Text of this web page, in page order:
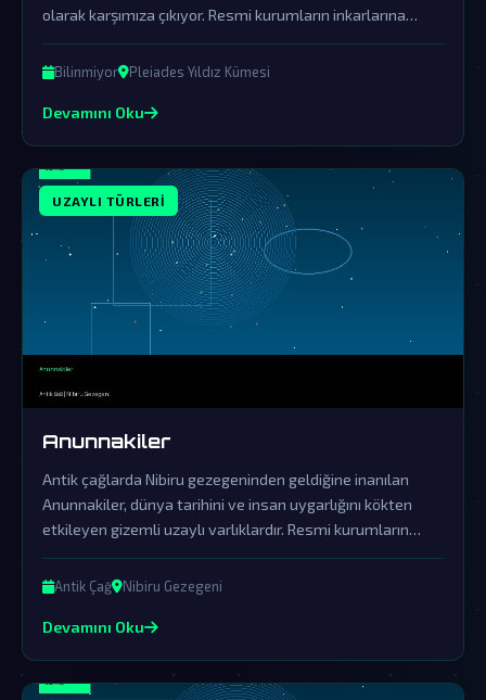
olarak karşımıza çıkıyor. Resmi kurumların inkarlarına
rağmen, bu varlıkların dünya üzerindeki etkileri ve
saklanan gerçekler gün yüzüne çıkmayı bekliyor.
Bilinmiyor Pleiades Yıldız Kümesi
Devamını Oku
UZAYLI TÜRLERI
Anunnakiler
Antik çağlarda Nibiru gezegeninden geldiğine inanılan
Anunnakiler, dünya tarihini ve insan uygarlığını kökten
etkileyen gizemli uzaylı varlıklardır. Resmi kurumların
örtbas çabalarına rağmen, onların gerçek varlığına dair
izler hala günümüzde ortaya çıkıyor.
Antik Çağ Nibiru Gezegeni
Devamını Oku